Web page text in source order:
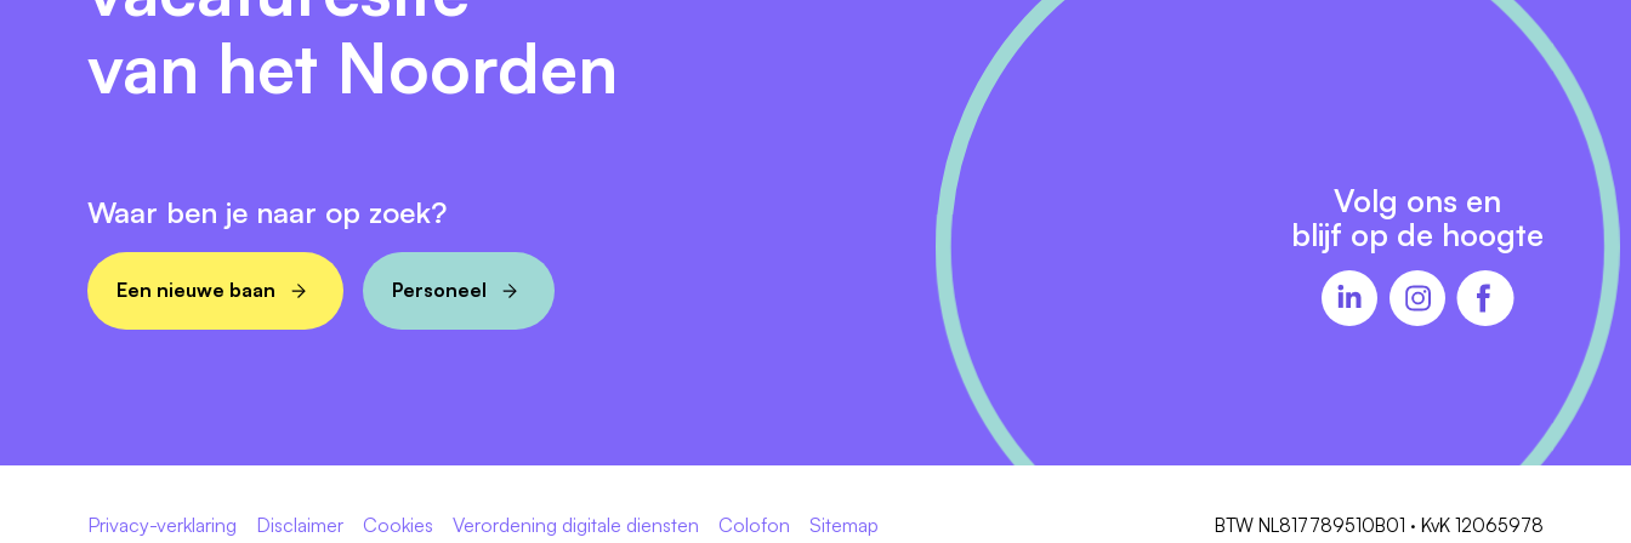
van het Noorden
Waar ben je naar op zoek?
Een nieuwe baan Personeel
Volg ons en
blijf op de hoogte
Privacy-verklaring Disclaimer Cookies Verordening digitale diensten Colofon Sitemap BTW NL817789510B01 · KvK 12065978